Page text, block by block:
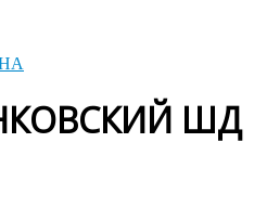
ШД